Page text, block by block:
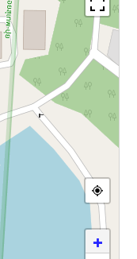
+